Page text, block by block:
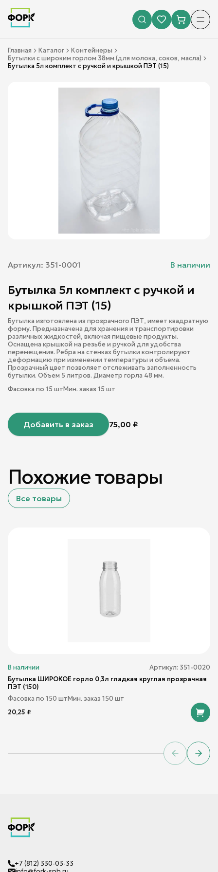
Главная Каталог
Контейнеры
Бутылки с широким горлом 38мм (для молока, соков, масла)
Бутылка 5л комплект с ручкой и крышкой ПЭТ (15)
Артикул: 351-0001 В наличии
Бутылка 5л комплект с ручкой и
крышкой ПЭТ (15)
Бутылка изготовлена из прозрачного ПЭТ, имеет квадратную
форму. Предназначена для хранения и транспортировки
различных жидкостей, включая пищевые продукты.
Оснащена крышкой на резьбе и ручкой для удобства
перемещения. Ребра на стенках бутылки контролируют
деформацию при изменении температуры и объема.
Прозрачный цвет позволяет отслеживать заполненность
бутылки. Объем 5 литров. Диаметр горла 48 мм.
Фасовка по 15 штМин. заказ 15 шт
Добавить в заказ 75,00 ₽
Похожие товары
Все товары
В наличии Артикул: 351-0020
Бутылка ШИРОКОЕ горло 0,3л гладкая круглая прозрачная
ПЭТ (150)
Фасовка по 150 штМин. заказ 150 шт
20,25 ₽
Previous
Next
+7 (812) 330-03-33